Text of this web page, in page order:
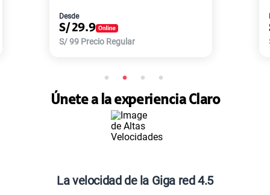
S/
S/168Precio Regular
Únete a la experiencia Claro
La velocidad de la Giga red 4.5